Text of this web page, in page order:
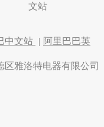
文站
中文站 | 阿里巴巴英
雅洛特电器有限公司